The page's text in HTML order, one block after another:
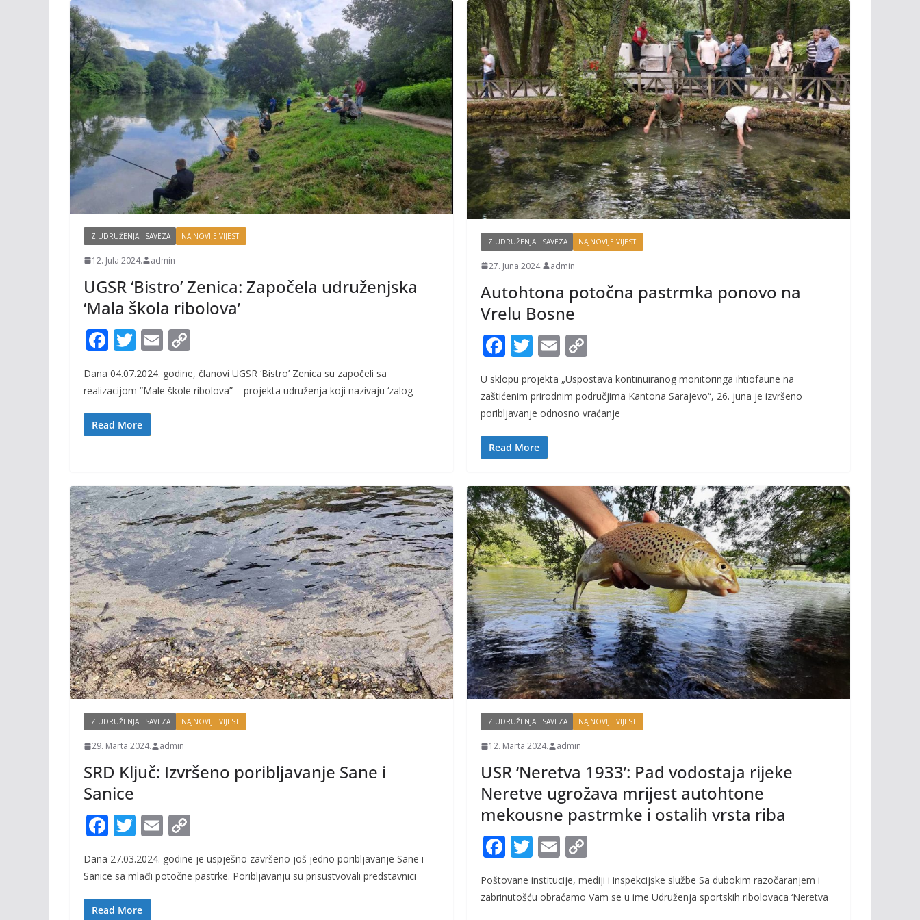
IZ UDRUŽENJA I SAVEZA NAJNOVIJE VIJESTI
12. Jula 2024. admin
UGSR ‘Bistro’ Zenica: Započela udruženjska
‘Mala škola ribolova’
F
e
b
o
T
itt
er
E
m
ai
o
p
Dana 04.07.2024. godine, članovi UGSR ‘Bistro’ Zenica su započeli sa
realizacijom “Male škole ribolova” – projekta udruženja koji nazivaju ‘zalog
Read More
IZ UDRUŽENJA I SAVEZA NAJNOVIJE VIJESTI
27. Juna 2024. admin
Autohtona potočna pastrmka ponovo na
Vrelu Bosne
F
e
b
o
o
T
w
itt
er
E
ai
l
p
y
U sklopu projekta „Uspostava kontinuiranog monitoringa ihtiofaune na
zaštićenim prirodnim područjima Kantona Sarajevo“, 26. juna je izvršeno
poribljavanje odnosno vraćanje
Read More
IZ UDRUŽENJA I SAVEZA NAJNOVIJE VIJESTI
29. Marta 2024. admin
SRD Ključ: Izvršeno poribljavanje Sane i
Sanice
F
e
b
o
T
itt
er
E
m
ai p
y
Dana 27.03.2024. godine je uspješno završeno još jedno poribljavanje Sane i
Sanice sa mlađi potočne pastrke. Poribljavanju su prisustvovali predstavnici
Read More
IZ UDRUŽENJA I SAVEZA NAJNOVIJE VIJESTI
12. Marta 2024. admin
USR ‘Neretva 1933’: Pad vodostaja rijeke
Neretve ugrožava mrijest autohtone
mekousne pastrmke i ostalih vrsta riba
F
e
b
T
itt
er
E
ai
o
p
Poštovane institucije, mediji i inspekcijske službe Sa dubokim razočaranjem i
zabrinutošću obraćamo Vam se u ime Udruženja sportskih ribolovaca ‘Neretva